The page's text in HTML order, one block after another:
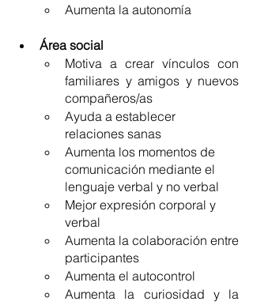
Aumenta la autonomía
Área social
Motiva a crear vínculos con
familiares y amigos y nuevos
compañeros/as
Ayuda a establecer
relaciones sanas
Aumenta los momentos de
comunicación mediante el
lenguaje verbal y no verbal
Mejor expresión corporal y
verbal
Aumenta la colaboración entre
participantes
Aumenta el autocontrol
Aumenta la curiosidad y la